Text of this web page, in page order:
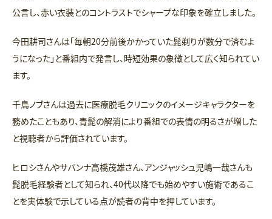
公言し、赤い衣装とのコントラストでシャープな印象を確立しました。
今田耕司さんは「毎朝20分前後かかっていた髭剃りが数分で済むよ
うになった」と番組内で発言し、時短効果の象徴として広く知られてい
ます。
千鳥ノブさんは過去に医療脱毛クリニックのイメージキャラクターを
務めたこともあり、青髭の解消により番組での表情の明るさが増した
と視聴者から評価されています。
ヒロシさんやサバンナ高橋茂雄さん、アンジャッシュ児嶋一哉さんも
髭脱毛経験者として知られ、40代以降でも始めやすい施術であるこ
とを実体験で示している点が読者の背中を押しています。